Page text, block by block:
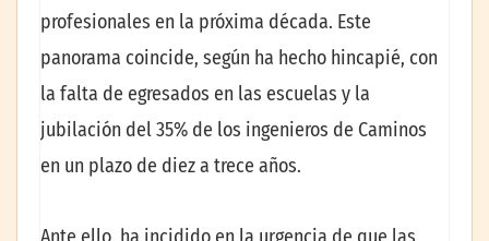
profesionales en la próxima década. Este
panorama coincide, según ha hecho hincapié, con
la falta de egresados en las escuelas y la
jubilación del 35% de los ingenieros de Caminos
en un plazo de diez a trece años.